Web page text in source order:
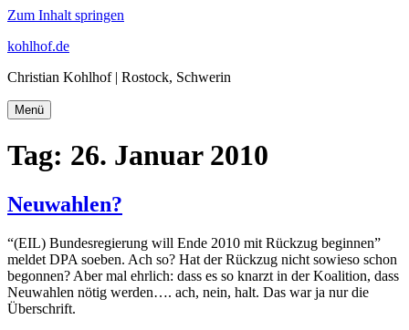
Zum Inhalt springen
kohlhof.de
Christian Kohlhof | Rostock, Schwerin
Menü
Tag: 26. Januar 2010
Neuwahlen?
“(EIL) Bundesregierung will Ende 2010 mit Rückzug beginnen”
meldet DPA soeben. Ach so? Hat der Rückzug nicht sowieso schon
begonnen? Aber mal ehrlich: dass es so knarzt in der Koalition, dass
Neuwahlen nötig werden…. ach, nein, halt. Das war ja nur die
Überschrift.